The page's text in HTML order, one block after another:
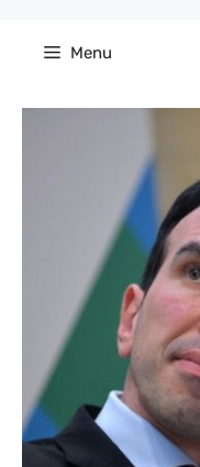
Menu